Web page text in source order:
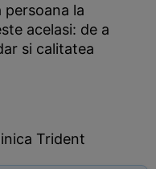
la
acelasi: de a
si calitatea
Trident